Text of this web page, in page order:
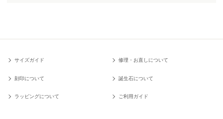
サイズガイド 修理・お直しについて
刻印について 誕生石について
ラッピングについて ご利用ガイド